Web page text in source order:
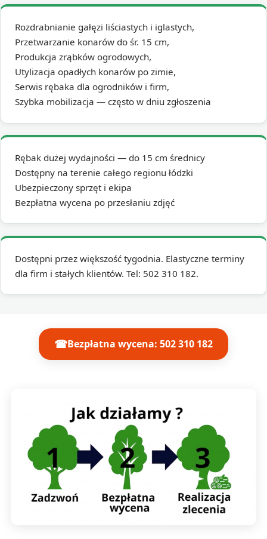
Rozdrabnianie gałęzi liściastych i iglastych,
Przetwarzanie konarów do śr. 15 cm,
Produkcja zrąbków ogrodowych,
Utylizacja opadłych konarów po zimie,
Serwis rębaka dla ogrodników i firm,
Szybka mobilizacja — często w dniu zgłoszenia
Rębak dużej wydajności — do 15 cm średnicy
Dostępny na terenie całego regionu łódzki
Ubezpieczony sprzęt i ekipa
Bezpłatna wycena po przesłaniu zdjęć
Dostępni przez większość tygodnia. Elastyczne terminy
dla firm i stałych klientów. Tel: 502 310 182.
☎Bezpłatna wycena: 502 310 182